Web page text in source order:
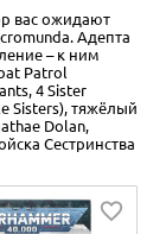
вас ожидают
Адепта
– к ним
Patrol
4 Sister
Sisters), тяжёлый
Dolan,
Сестринства